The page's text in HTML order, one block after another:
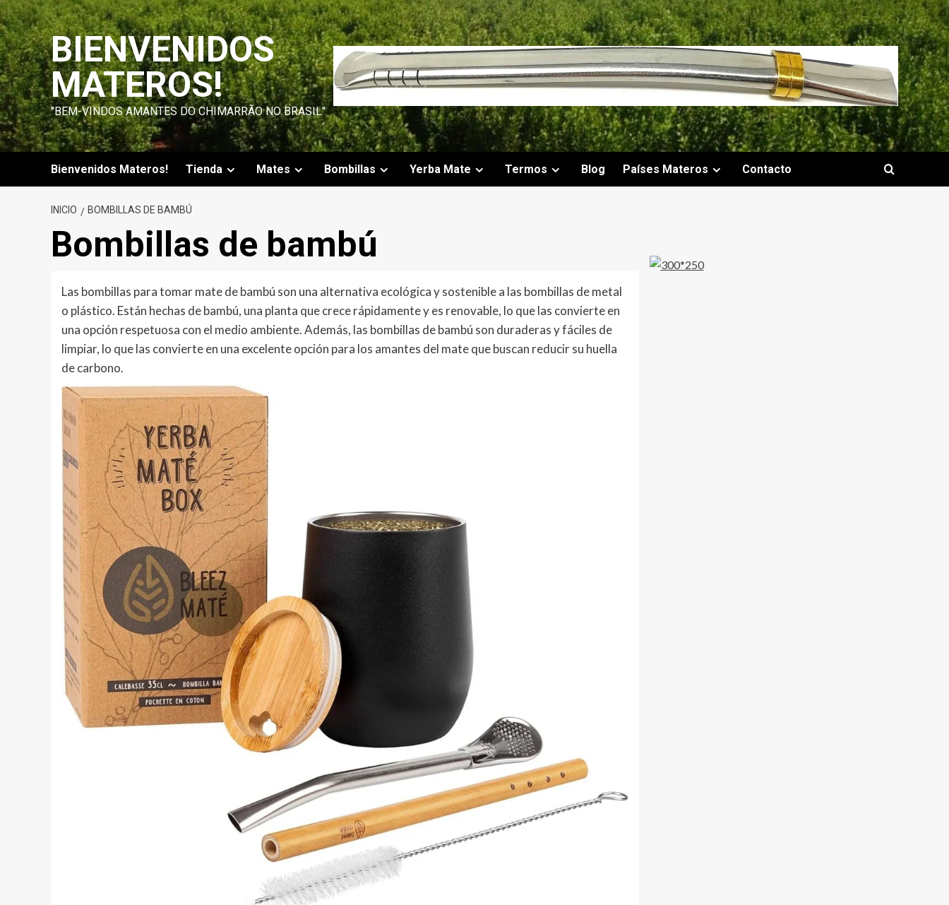
Saltar
al
contenido BIENVENIDOS
MATEROS!
"BEM-VINDOS AMANTES DO CHIMARRÃO NO BRASIL"
Bienvenidos Materos! Tienda Mates Bombillas Yerba Mate Termos Blog Países Materos Contacto
INICIO BOMBILLAS DE BAMBÚ
Bombillas de bambú
Las bombillas para tomar mate de bambú son una alternativa ecológica y sostenible a las bombillas de metal
o plástico. Están hechas de bambú, una planta que crece rápidamente y es renovable, lo que las convierte en
una opción respetuosa con el medio ambiente. Además, las bombillas de bambú son duraderas y fáciles de
limpiar, lo que las convierte en una excelente opción para los amantes del mate que buscan reducir su huella
de carbono.